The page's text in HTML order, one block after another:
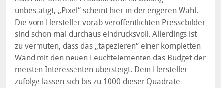
unbestätigt, „Pixel“ scheint hier in der engeren Wahl.
Die vom Hersteller vorab veröffentlichten Pressebilder
sind schon mal durchaus eindrucksvoll. Allerdings ist
zu vermuten, dass das „tapezieren“ einer kompletten
Wand mit den neuen Leuchtelementen das Budget der
meisten Interessenten übersteigt. Dem Hersteller
zufolge lassen sich bis zu 1000 dieser Quadrate